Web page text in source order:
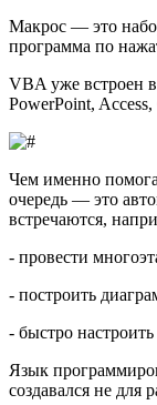
Макрос — это
программа по
VBA уже встроен
PowerPoint,
Чем именно
очередь — это
встречаются,
- провести
- построить
- быстро
Язык
создавался не для